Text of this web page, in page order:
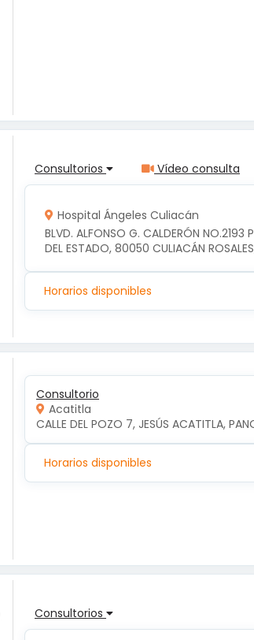
Consultorios Vídeo consulta
Hospital Ángeles Culiacán
BLVD. ALFONSO G. CALDERÓN NO.2193
DEL ESTADO, 80050 CULIACÁN
Horarios disponibles
Consultorio
Acatitla
CALLE DEL POZO 7, JESÚS ACATITLA,
Horarios disponibles
Consultorios